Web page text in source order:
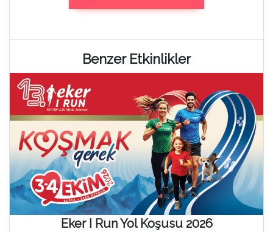
Benzer Etkinlikler
Eker I Run Yol Koşusu 2026